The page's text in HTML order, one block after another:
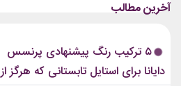
هنوز با حضور، شخصیت و میراث هنری خود
سال‌های جوانی محدود...
۵ ترکیب رنگ پیشنهادی پرنسس
دایانا برای استایل تابستانی که هرگز از